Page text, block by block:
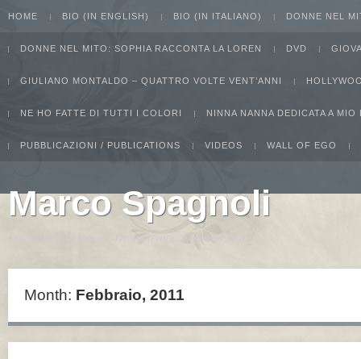
HOME BIO (IN ENGLISH) BIO (IN ITALIANO) DONNE NEL
DONNE NEL MITO: SOPHIA RACCONTA LA LOREN DVD
GIULIANO MONTALDO – QUATTRO VOLTE VENT’ANNI
NE HO FATTE DI TUTTI I COLORI NINNA NANNA DEDICATA A MIO
PUBBLICAZIONI / PUBLICATIONS VIDEOS WALL OF EGO
Marco Spagnoli
Month: Febbraio, 2011